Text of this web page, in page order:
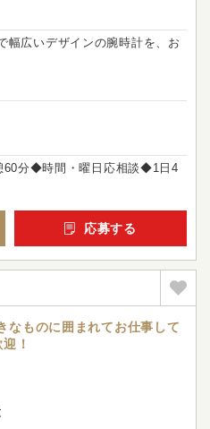
幅広いデザインの腕時計を、お
分◆時間・曜日応相談◆1日4
応募する
なものに囲まれてお仕事して
！